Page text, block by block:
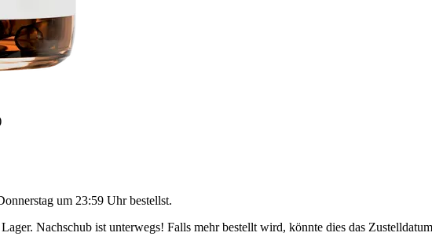
um 23:59 Uhrbestellst.
Nachschub ist unterwegs! Falls mehr bestellt wird, könnte dies das